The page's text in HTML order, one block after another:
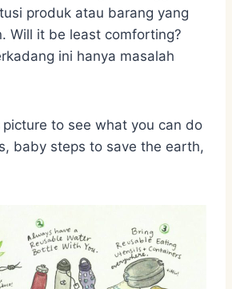
produk atau barang yang
Will it be least comforting?
ini hanya masalah
picture to see what you can do
baby steps to save the earth,